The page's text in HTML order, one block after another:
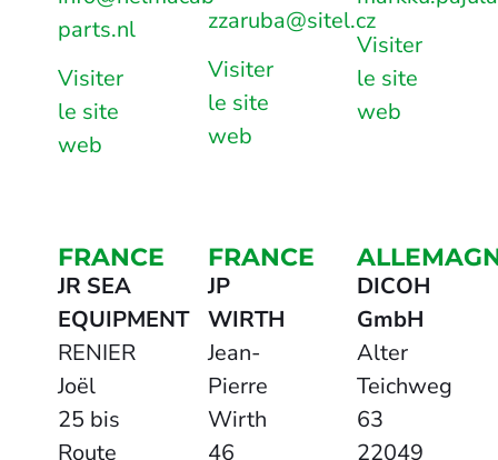
parts.nl
Visiter
le site
web
zzaruba@sitel.cz
Visiter
le site
web
Visiter
le site
web
FRANCE
JR SEA
EQUIPMENT
RENIER
Joël
25 bis
Route
FRANCE
JP
WIRTH
Jean-
Pierre
Wirth
46
DICOH
GmbH
Alter
Teichweg
63
22049